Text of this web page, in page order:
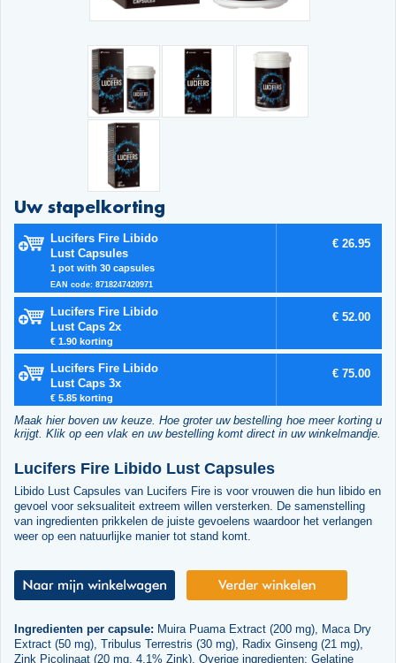
Uw stapelkorting
Lucifers Fire Libido
Lust Capsules
1 pot with 30 capsules
EAN code: 8718247420971
€ 26.95
Lucifers Fire Libido
Lust Caps 2x
€ 1.90 korting
€ 52.00
Lucifers Fire Libido
Lust Caps 3x
€ 5.85 korting
€ 75.00
Maak hier boven uw keuze. Hoe groter uw bestelling hoe meer korting u
krijgt. Klik op een vlak en uw bestelling komt direct in uw winkelmandje.
Lucifers Fire Libido Lust Capsules
Libido Lust Capsules van Lucifers Fire is voor vrouwen die hun libido en
gevoel voor seksualiteit extreem willen versterken. De samenstelling
van ingredienten prikkelen de juiste gevoelens waardoor het verlangen
weer op een natuurlijke manier tot stand komt.
Ingredienten per capsule: Muira Puama Extract (200 mg), Maca Dry
Extract (50 mg), Tribulus Terrestris (30 mg), Radix Ginseng (21 mg),
Zink Picolinaat (20 mg, 4,1% Zink). Overige ingredienten: Gelatine